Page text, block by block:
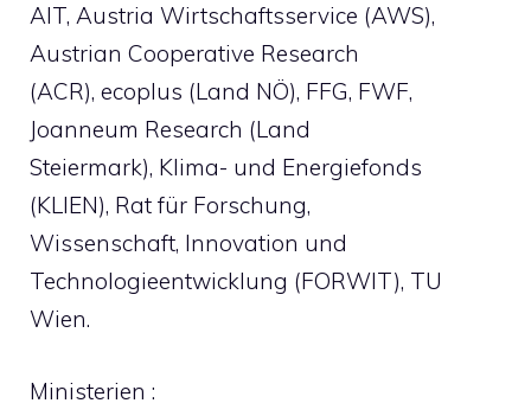
AIT, Austria Wirtschaftsservice (AWS),
Austrian Cooperative Research
(ACR), ecoplus (Land NÖ), FFG, FWF,
Joanneum Research (Land
Steiermark), Klima- und Energiefonds
(KLIEN), Rat für Forschung,
Wissenschaft, Innovation und
Technologieentwicklung (FORWIT), TU
Wien.
Ministerien :